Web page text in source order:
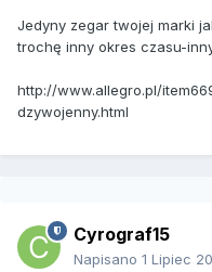
Jedyny zegar twojej marki
trochę inny okres czasu-
http://www.allegro.pl/
dzywojenny.html
Cyrograf15
Napisano 1 Lipiec